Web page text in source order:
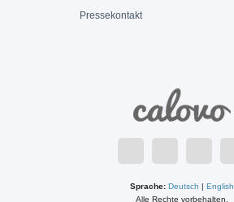
Pressekontakt
Sprache: Deutsch | English
Alle Rechte vorbehalten.